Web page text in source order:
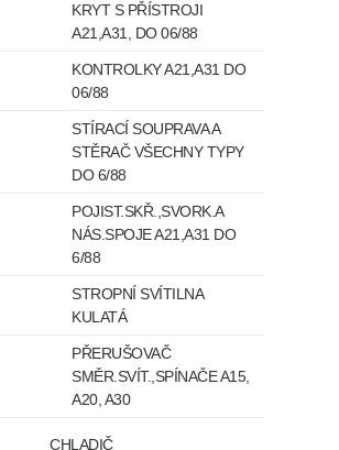
KRYT S PŘÍSTROJI
A21,A31, DO 06/88
KONTROLKY A21,A31 DO
06/88
STÍRACÍ SOUPRAVA A
STĚRAČ VŠECHNY TYPY
DO 6/88
POJIST.SKŘ.,SVORK.A
NÁS.SPOJE A21,A31 DO
6/88
STROPNÍ SVÍTILNA
KULATÁ
PŘERUŠOVAČ
SMĚR.SVÍT.,SPÍNAČE A15,
A20, A30
CHLADIČ